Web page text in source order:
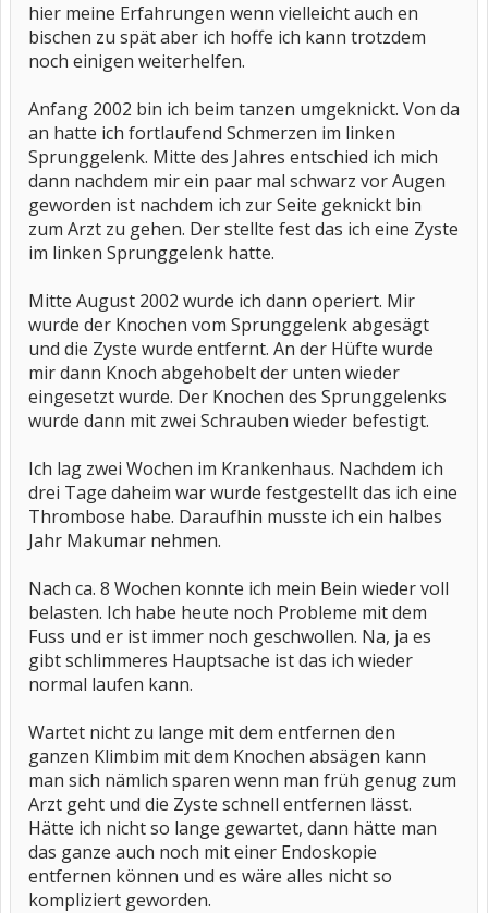
hier meine Erfahrungen wenn vielleicht auch en
bischen zu spät aber ich hoffe ich kann trotzdem
noch einigen weiterhelfen.
Anfang 2002 bin ich beim tanzen umgeknickt. Von da
an hatte ich fortlaufend Schmerzen im linken
Sprunggelenk. Mitte des Jahres entschied ich mich
dann nachdem mir ein paar mal schwarz vor Augen
geworden ist nachdem ich zur Seite geknickt bin
zum Arzt zu gehen. Der stellte fest das ich eine Zyste
im linken Sprunggelenk hatte.
Mitte August 2002 wurde ich dann operiert. Mir
wurde der Knochen vom Sprunggelenk abgesägt
und die Zyste wurde entfernt. An der Hüfte wurde
mir dann Knoch abgehobelt der unten wieder
eingesetzt wurde. Der Knochen des Sprunggelenks
wurde dann mit zwei Schrauben wieder befestigt.
Ich lag zwei Wochen im Krankenhaus. Nachdem ich
drei Tage daheim war wurde festgestellt das ich eine
Thrombose habe. Daraufhin musste ich ein halbes
Jahr Makumar nehmen.
Nach ca. 8 Wochen konnte ich mein Bein wieder voll
belasten. Ich habe heute noch Probleme mit dem
Fuss und er ist immer noch geschwollen. Na, ja es
gibt schlimmeres Hauptsache ist das ich wieder
normal laufen kann.
Wartet nicht zu lange mit dem entfernen den
ganzen Klimbim mit dem Knochen absägen kann
man sich nämlich sparen wenn man früh genug zum
Arzt geht und die Zyste schnell entfernen lässt.
Hätte ich nicht so lange gewartet, dann hätte man
das ganze auch noch mit einer Endoskopie
entfernen können und es wäre alles nicht so
kompliziert geworden.